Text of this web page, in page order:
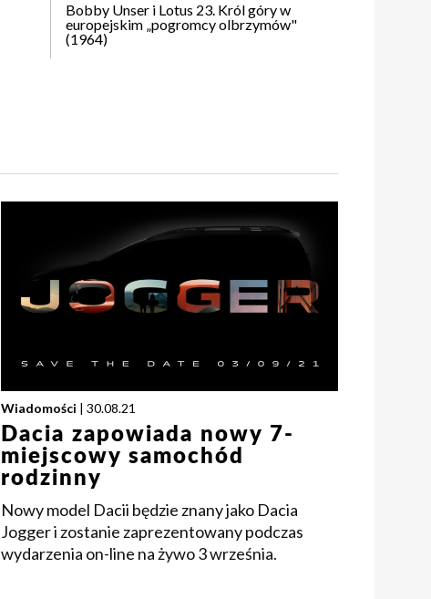
Bobby Unser i Lotus 23. Król góry w
europejskim „pogromcy olbrzymów"
(1964)
Wiadomości | 30.08.21
Dacia zapowiada nowy 7-
miejscowy samochód
rodzinny
Nowy model Dacii będzie znany jako Dacia
Jogger i zostanie zaprezentowany podczas
wydarzenia on-line na żywo 3 września.